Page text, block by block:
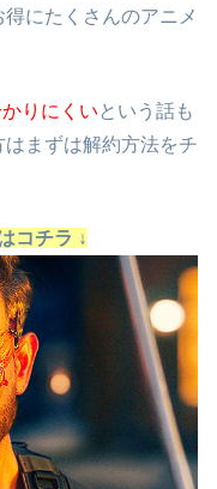
にたくさんのアニメ
りにくい という話も
まずは解約方法をチ
コチラ ↓